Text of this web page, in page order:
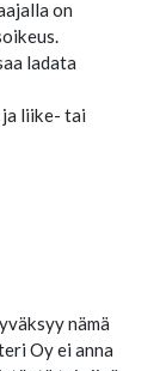
on
ladata
liike- tai
nämä
Oy ei anna